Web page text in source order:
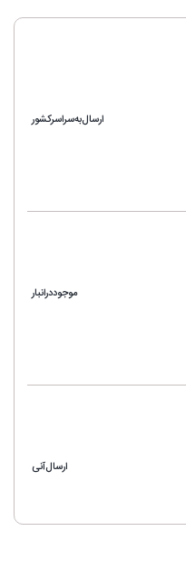
ارسال‌به‌سراسرکشور
موجوددرانبار
ارسال‌آنی